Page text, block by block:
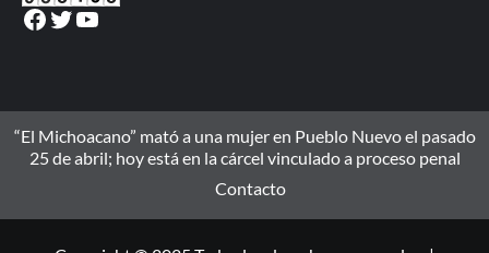
Facebook
Twitter
YouTube
“El Michoacano” mató a una mujer en Pueblo Nuevo el pasado
25 de abril; hoy está en la cárcel vinculado a proceso penal
Contacto